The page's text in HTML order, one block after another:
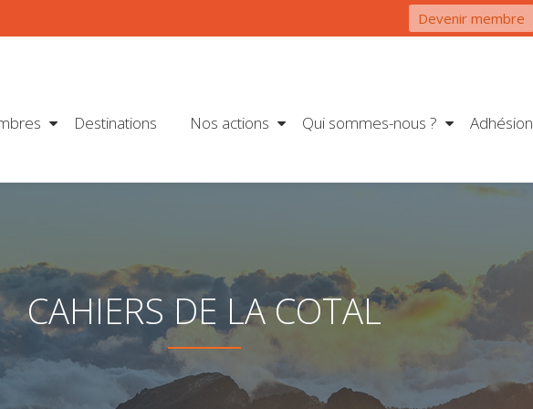
Devenir membre
Destinations Nos actions Qui sommes-nous ? Adhésion
CAHIERS DE LA COTAL